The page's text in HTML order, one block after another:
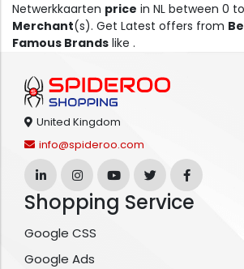
Netwerkkaarten price in NL between 0
Merchant(s). Get Latest offers from
Famous Brands like .
United Kingdom
info@spideroo.com
Shopping Service
Google CSS
Google Ads